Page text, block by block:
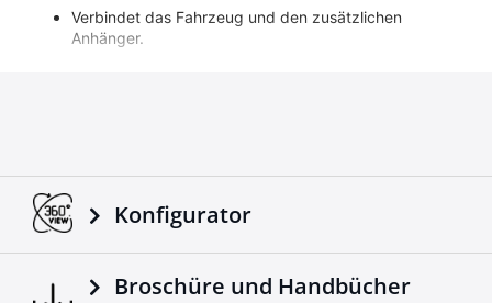
Verbindet das Fahrzeug und den zusätzlichen
Anhänger.
Noch ein Produkt 4X4, das die schon bewerte Vielfalt
von Accessoires der Firma Tessera4x4 ergänzt.
Konfigurator
Broschüre und Handbücher